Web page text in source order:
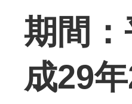
期間
成29